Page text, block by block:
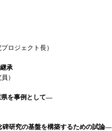
ロジェクト長）
承
）
県を事例として―
研究の基盤を構築するための試論―